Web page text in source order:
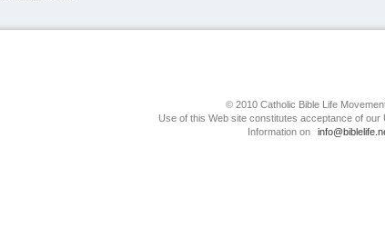
© 2010 Catholic Bible Life
Use of this Web site constitutes acceptance of our
Information on